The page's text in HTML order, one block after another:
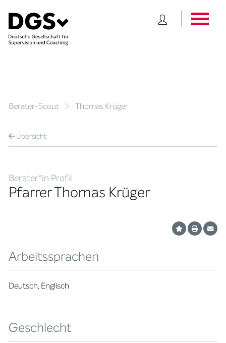
Berater-Scout Thomas Krüger
Übersicht
Berater*in Profil
Pfarrer Thomas Krüger
Arbeitssprachen
Deutsch, Englisch
Geschlecht